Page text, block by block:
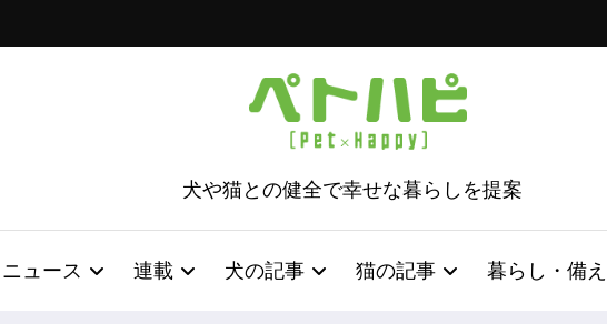
犬や猫との健全で幸せな暮らしを提案
ニュース 連載 犬の記事 猫の記事 暮らし・備え